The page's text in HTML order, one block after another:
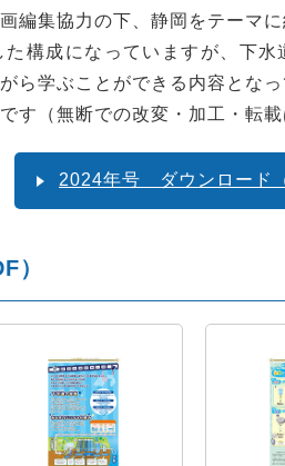
編集協力の下、静岡をテーマに
構成になっていますが、下
ら学ぶことができる内容となっ
す（無断での改変・加工・転
2024年号 ダウンロード
）